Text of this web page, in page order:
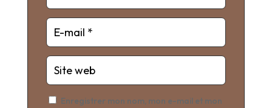
Enregistrer mon nom, mon e-mail et mon